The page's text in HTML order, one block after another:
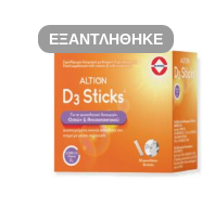
ΕΞΑΝΤΛΉΘΗΚΕ